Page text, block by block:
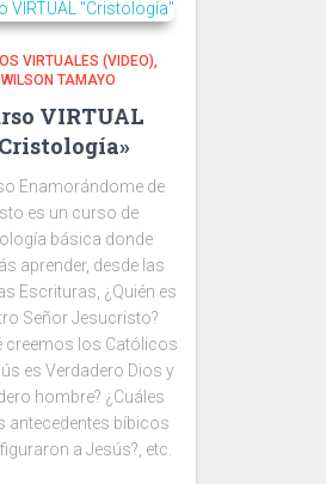
VIRTUALES (VIDEO)
WILSON TAMAYO
VIRTUAL
Enamorándome de
es un curso de
básica donde
aprender, desde las
Escrituras, ¿Quién es
Señor Jesucristo?
creemos los Católicos
es Verdadero Dios y
hombre? ¿Cuáles
antecedentes bíbicos
a Jesús?, etc.